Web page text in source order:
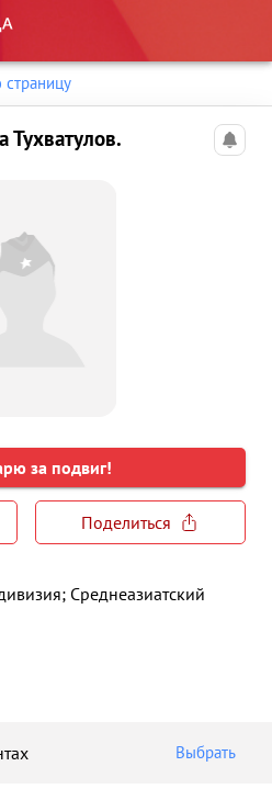
страницу
Тухватулов.
за подвиг!
Поделиться
Среднеазиатский
Выбрать